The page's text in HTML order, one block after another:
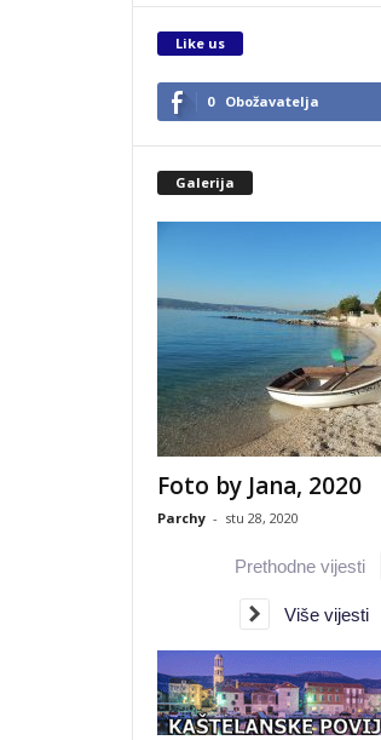
Like us
0 Obožavatelja
Galerija
Foto by Jana, 2020
Parchy - stu 28, 2020
Prethodne vijesti
Više vijesti